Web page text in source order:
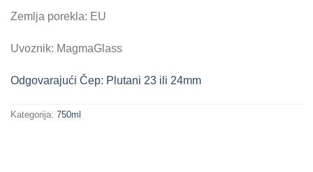
Zemlja porekla: EU
Uvoznik: MagmaGlass
Odgovarajući Čep: Plutani 23 ili 24mm
Kategorija: 750ml